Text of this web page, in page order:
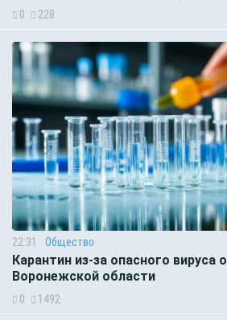
0 228
22:31 Общество
Карантин из-за опасного вируса
Воронежской области
0 1492